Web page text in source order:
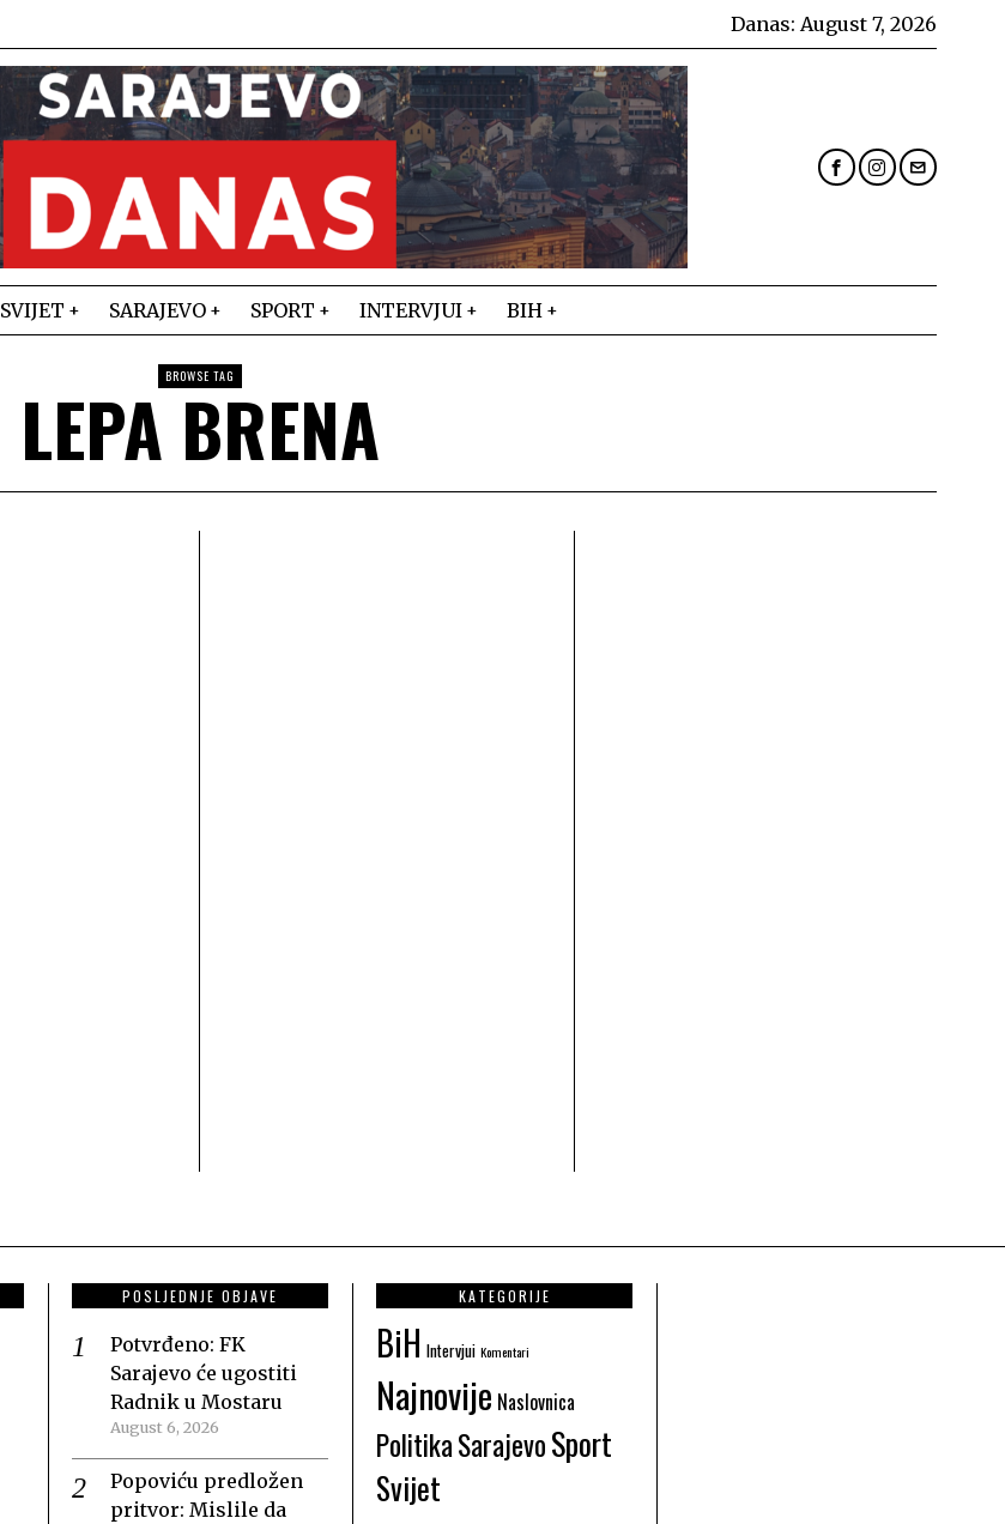
Danas: August 7, 2026
SVIJET SARAJEVO SPORT INTERVJUI BIH
BROWSE TAG
LEPA BRENA
POSLJEDNJE OBJAVE
Potvrđeno: FK
Sarajevo će ugostiti
Radnik u Mostaru
August 6, 2026
Popoviću predložen
pritvor: Mislile da
KATEGORIJE
BiH Intervjui Komentari
Najnovije Naslovnica
PolitikaSarajevoSport
Svijet